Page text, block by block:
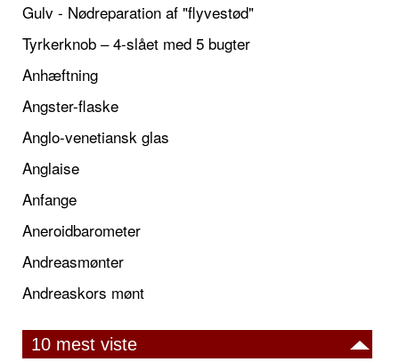
Gulv - Nødreparation af "flyvestød"
Tyrkerknob – 4-slået med 5 bugter
Anhæftning
Angster-flaske
Anglo-venetiansk glas
Anglaise
Anfange
Aneroidbarometer
Andreasmønter
Andreaskors mønt
10 mest viste